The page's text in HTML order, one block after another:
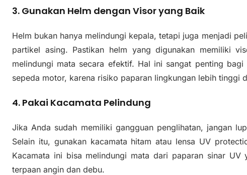
3. Gunakan Helm dengan Visor yang Baik
Helm bukan hanya melindungi kepala, tetapi juga menjadi
partikel asing. Pastikan helm yang digunakan memiliki
melindungi mata secara efektif. Hal ini sangat penting
sepeda motor, karena risiko paparan lingkungan lebih tinggi
4. Pakai Kacamata Pelindung
Jika Anda sudah memiliki gangguan penglihatan, jangan
Selain itu, gunakan kacamata hitam atau lensa UV
Kacamata ini bisa melindungi mata dari paparan sinar UV
terpaan angin dan debu.